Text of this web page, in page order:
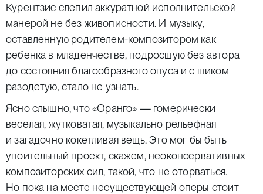
Курентзис слепил аккуратной исполнительской
манерой не без живописности. И музыку,
оставленную родителем-композитором как
ребенка в младенчестве, подросшую без автора
до состояния благообразного опуса и с шиком
разодетую, стало не узнать.
Ясно слышно, что «Оранго» — гомерически
веселая, жутковатая, музыкально рельефная
и загадочно кокетливая вещь. Это мог бы быть
упоительный проект, скажем, неоконсервативных
композиторских сил, такой, что не оторваться.
Но пока на месте несуществующей оперы стоит